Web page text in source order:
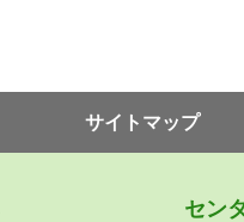
サイトマップ
セン